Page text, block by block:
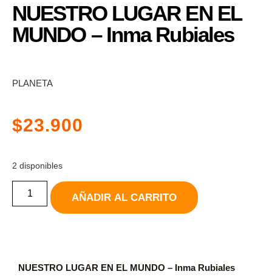
NUESTRO LUGAR EN EL
MUNDO – Inma Rubiales
PLANETA
$23.900
2 disponibles
AÑADIR AL CARRITO
NUESTRO LUGAR EN EL MUNDO – Inma Rubiales